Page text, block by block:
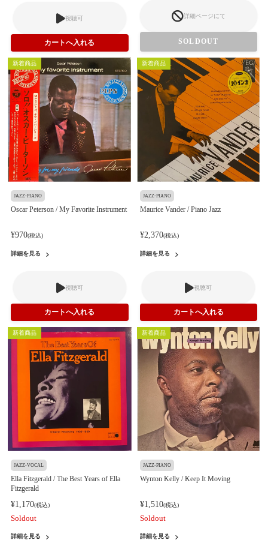
視聴可 詳細ページにて
SOLDOUT
新着商品
JAZZ-PIANO
Oscar Peterson / My Favorite Instrument
¥970(税込)
詳細を見る
視聴可
新着商品
JAZZ-PIANO
Maurice Vander / Piano Jazz
¥2,370(税込)
詳細を見る
視聴可
新着商品
JAZZ-VOCAL
Ella Fitzgerald / The Best Years of Ella
Fitzgerald
¥1,170(税込)
Soldout
詳細を見る
新着商品
JAZZ-PIANO
Wynton Kelly / Keep It Moving
¥1,510(税込)
Soldout
詳細を見る